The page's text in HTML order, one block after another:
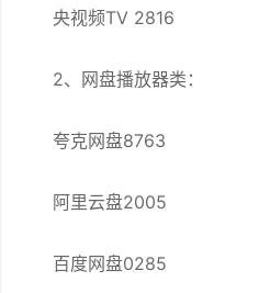
央视频TV 2816
2、网盘播放器类：
夸克网盘8763
阿里云盘2005
百度网盘0285